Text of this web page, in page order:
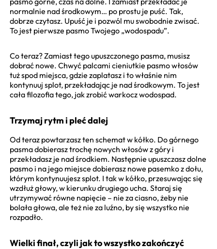
normalnie nad środkowym… po prostu je puść. Tak,
dobrze czytasz. Upuść je i pozwól mu swobodnie zwisać.
To jest pierwsze pasmo Twojego „wodospadu”.
Co teraz? Zamiast tego upuszczonego pasma, musisz
dobrać nowe. Chwyć palcami cieniutkie pasmo włosów
tuż spod miejsca, gdzie zaplatasz i to właśnie nim
kontynuuj splot, przekładając je nad środkowym. To jest
cała filozofia tego, jak zrobić warkocz wodospad.
Trzymaj rytm i pleć dalej
Od teraz powtarzasz ten schemat w kółko. Do górnego
pasma dobierasz trochę nowych włosów z góry i
przekładasz je nad środkiem. Następnie upuszczasz dolne
pasmo i na jego miejsce dobierasz nowe pasemko z dołu,
którym kontynuujesz splot. I tak w kółko, przesuwając się
wzdłuż głowy, w kierunku drugiego ucha. Staraj się
utrzymywać równe napięcie – nie za ciasno, żeby nie
bolała głowa, ale też nie za luźno, by się wszystko nie
rozpadło.
Wielki finał, czyli jak to wszystko zakończyć